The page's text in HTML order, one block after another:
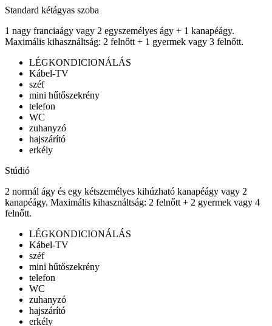
Standard kétágyas szoba
1 nagy franciaágy vagy 2 egyszemélyes ágy + 1 kanapéágy.
Maximális kihasználtság: 2 felnőtt + 1 gyermek vagy 3 felnőtt.
LÉGKONDICIONÁLÁS
Kábel-TV
széf
mini hűtőszekrény
telefon
WC
zuhanyzó
hajszárító
erkély
Stúdió
2 normál ágy és egy kétszemélyes kihúzható kanapéágy vagy 2
kanapéágy. Maximális kihasználtság: 2 felnőtt + 2 gyermek vagy 4
felnőtt.
LÉGKONDICIONÁLÁS
Kábel-TV
széf
mini hűtőszekrény
telefon
WC
zuhanyzó
hajszárító
erkély